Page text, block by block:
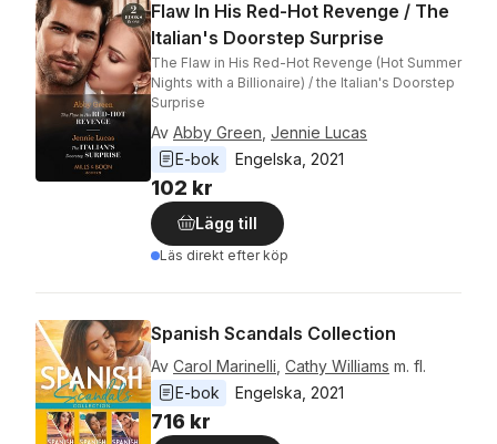
Flaw In His Red-Hot Revenge / The
Italian's Doorstep Surprise
The Flaw in His Red-Hot Revenge (Hot Summer
Nights with a Billionaire) / the Italian's Doorstep
Surprise
Av Abby Green Jennie Lucas
E-bok
Engelska 2021
102 kr
Lägg till
Läs direkt efter köp
Spanish Scandals Collection
Av Carol Marinelli Cathy Williams m. fl.
E-bok
Engelska 2021
716 kr